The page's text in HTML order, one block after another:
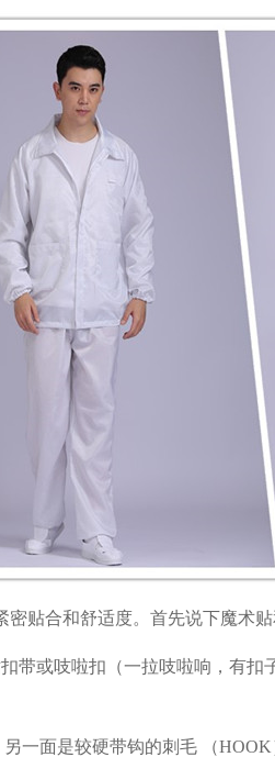
贴合和舒适度。首先说下魔术贴
扣带或吱啦扣（一拉吱啦响，有
另一面是较硬带钩的刺毛 （HOOK